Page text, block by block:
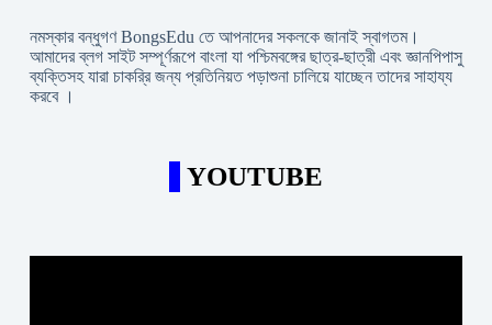
নমস্কার বন্ধুগণ BongsEdu তে আপনাদের সকলকে জানাই স্বাগতম।
আমাদের ব্লগ সাইট সম্পূর্ণরূপে বাংলা যা পশ্চিমবঙ্গের ছাত্র-ছাত্রী এবং জ্ঞানপিপাসু
ব্যক্তিসহ যারা চাকরি্র জন্য প্রতিনিয়ত পড়াশুনা চালিয়ে যাচ্ছেন তাদের সাহায্য
করবে ।
YOUTUBE